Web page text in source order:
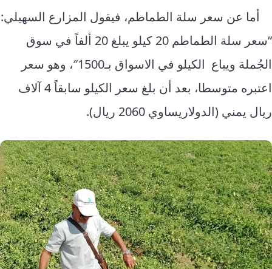
أما عن سعر سلة الطماطم، فيقول المزارع السهيلي:
“سعر سلة الطماطم 20 كيلو يبلغ 20 ألفاً في سوق
الجُملة ويباع الكيلو في الاسواق بـ1500″، وهو سعر
اعتبره متوسطا، بعد أن بلغ سعر الكيلو سابقاً 4 آلاف
ريال يمني (الدولاريساوي 2060 ريال).